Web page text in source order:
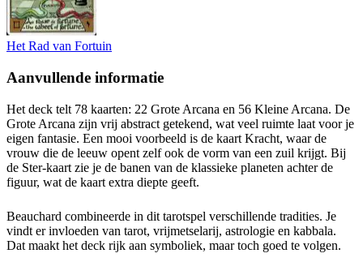
Het Rad van Fortuin
Aanvullende informatie
Het deck telt 78 kaarten: 22 Grote Arcana en 56 Kleine Arcana. De
Grote Arcana zijn vrij abstract getekend, wat veel ruimte laat voor je
eigen fantasie. Een mooi voorbeeld is de kaart Kracht, waar de
vrouw die de leeuw opent zelf ook de vorm van een zuil krijgt. Bij
de Ster-kaart zie je de banen van de klassieke planeten achter de
figuur, wat de kaart extra diepte geeft.
Beauchard combineerde in dit tarotspel verschillende tradities. Je
vindt er invloeden van tarot, vrijmetselarij, astrologie en kabbala.
Dat maakt het deck rijk aan symboliek, maar toch goed te volgen.